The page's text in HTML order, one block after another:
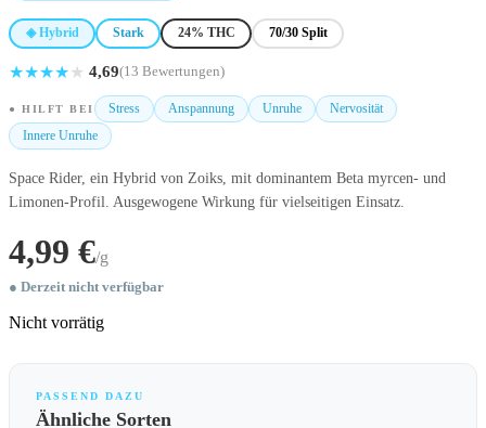
◈ Hybrid Stark 24% THC 70/30 Split
★★★★★ 4,69(13 Bewertungen)
● HILFT BEI Stress Anspannung Unruhe
Nervosität
Innere Unruhe
Space Rider, ein Hybrid von Zoiks, mit dominantem Beta myrcen- und
Limonen-Profil. Ausgewogene Wirkung für vielseitigen Einsatz.
4,99 €/g
● Derzeit nicht verfügbar
Nicht vorrätig
PASSEND DAZU
Ähnliche Sorten